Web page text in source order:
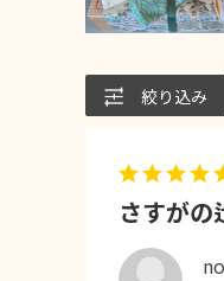
絞り込み
さすがの